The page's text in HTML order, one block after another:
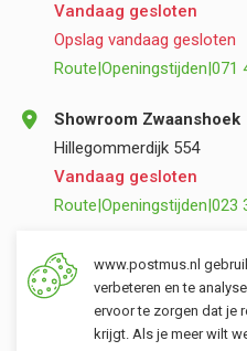
Vandaag gesloten
Opslag vandaag gesloten
Route|Openingstijden|071
Showroom Zwaanshoek
Hillegommerdijk 554
Vandaag gesloten
Route|Openingstijden|023
Opslag Valkenburg (ZH)
Torenvlietslaan 3
Vandaag gesloten
Route|Openingstijden |071
www.postmus.nl
verbeteren en te
ervoor te zorgen dat je
krijgt. Als je meer wilt